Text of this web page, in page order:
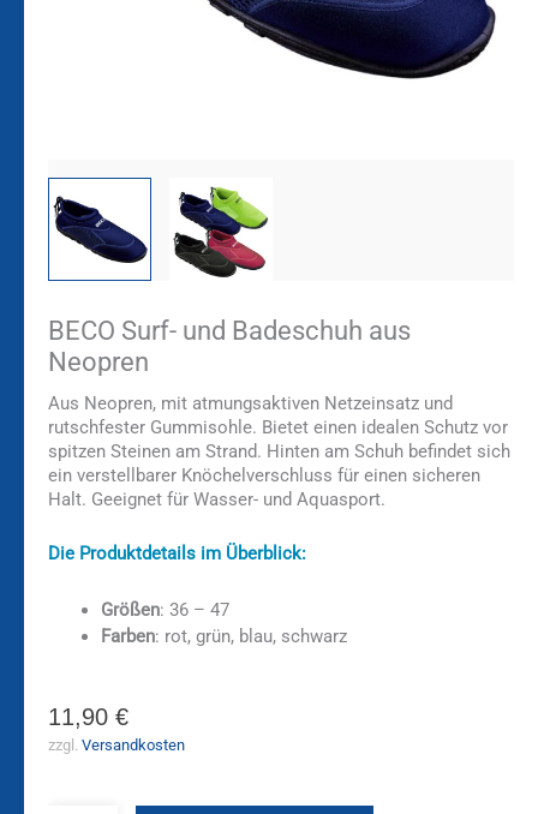
BECO Surf- und Badeschuh aus
Neopren
Aus Neopren, mit atmungsaktiven Netzeinsatz und
rutschfester Gummisohle. Bietet einen idealen Schutz vor
spitzen Steinen am Strand. Hinten am Schuh befindet sich
ein verstellbarer Knöchelverschluss für einen sicheren
Halt. Geeignet für Wasser- und Aquasport.
Die Produktdetails im Überblick:
Größen: 36 – 47
Farben: rot, grün, blau, schwarz
11,90 €
zzgl. Versandkosten